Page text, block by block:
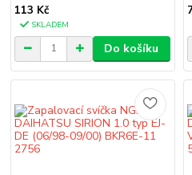
113 Kč
SKLADEM
Do košíku